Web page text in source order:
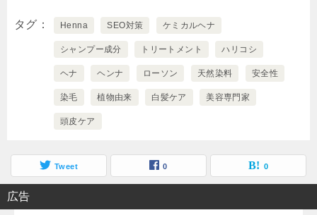
タグ Henna SEO対策 ケミカルヘナ
シャンプー成分 トリートメント ハリコシ
ヘナ ヘンナ ローソン 天然染料 安全性
染毛 植物由来 白髪ケア 美容専門家
頭皮ケア
Tweet 0 0
広告